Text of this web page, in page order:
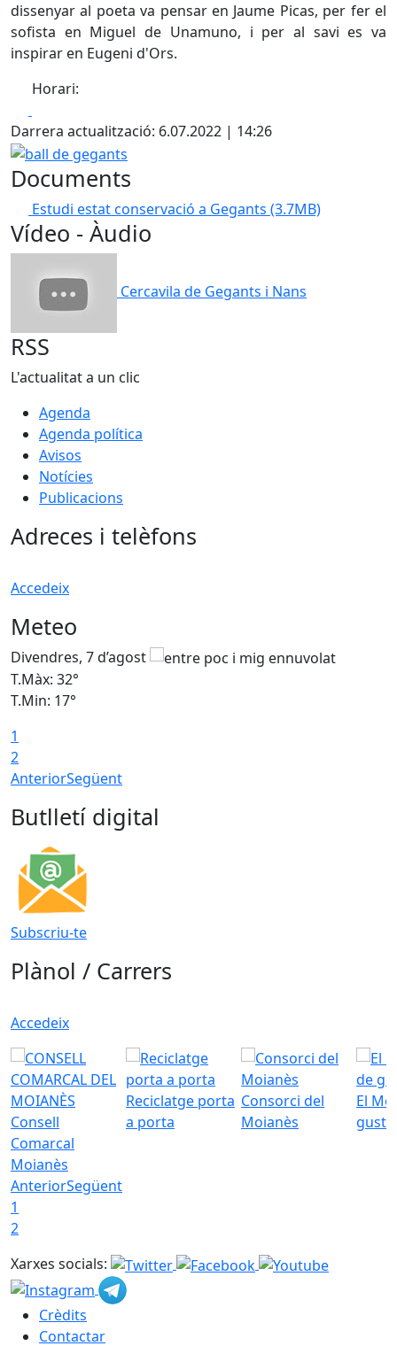
dissenyar al poeta va pensar en Jaume Picas, per fer el
sofista en Miguel de Unamuno, i per al savi es va
inspirar en Eugeni d'Ors.
Horari:
Darrera actualització: 6.07.2022 | 14:26
ball de gegants
Documents
Estudi estat conservació a Gegants (3.7MB)
Vídeo - Àudio
Cercavila de Gegants i Nans
RSS
L'actualitat a un clic
Agenda
Agenda política
Avisos
Notícies
Publicacions
Adreces i telèfons
Accedeix
Meteo
Divendres, 7 d’agost
T.Màx: 32°
T.Min: 17°
1
2
AnteriorSegüent
Butlletí digital
Subscriu-te
Plànol / Carrers
Accedeix
Consell
Comarcal
Moianès
Reciclatge porta
a porta
Consorci del
Moianès
El
gust
AnteriorSegüent
1
2
Xarxes socials:
Crèdits
Contactar